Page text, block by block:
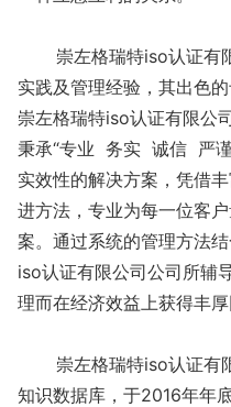
崇左格瑞特iso认证有限
实践及管理经验，其出色
崇左格瑞特iso认证有限公
秉承“专业 务实 诚信 严
实效性的解决方案，凭借
进方法，专业为每一位客
案。通过系统的管理方法
iso认证有限公司公司所辅
理而在经济效益上获得丰厚
崇左格瑞特iso认证有限
知识数据库，于2016年年